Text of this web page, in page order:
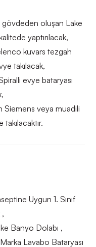
gövdeden oluşan Lake
yaptırılacak,
kuvars tezgah
takılacak,
evye bataryası
Siemens veya muadili
Uygun 1. Sınıf
Banyo Dolabı ,
Lavabo Bataryası